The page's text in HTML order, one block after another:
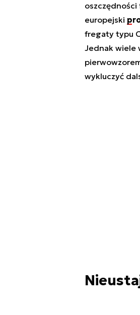
europejski
fregaty typu
Jednak wiele
wykluczyć